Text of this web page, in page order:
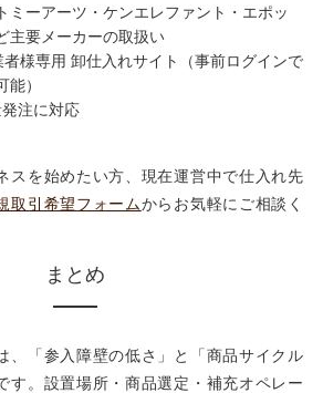
ミーアーツ・ケンエレファント・エポッ
主要メーカーの取扱い
様専用 卸仕入れサイト（事前ログインで
）
注に対応
スを始めたい方、現在運営中で仕入れ先
取引希望フォームからお気軽にご相談く
まとめ
、「参入障壁の低さ」と「商品サイクル
す。設置場所・商品選定・補充オペレー